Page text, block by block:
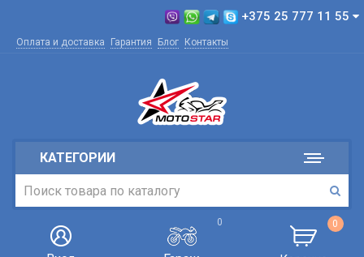
+375 25 777 11 55
Оплата и доставка Гарантия Блог Контакты
КАТЕГОРИИ
0 0